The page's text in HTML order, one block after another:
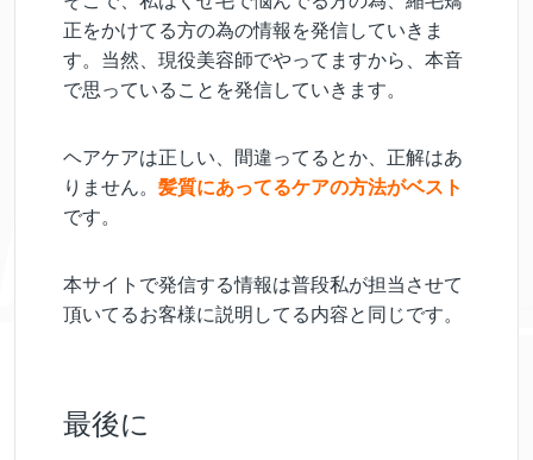
正をかけてる方の為の情報を発信していきま
す。当然、現役美容師でやってますから、本音
で思っていることを発信していきます。
ヘアケアは正しい、間違ってるとか、正解はあ
りません。 髪質にあってるケアの方法がベスト
です。
本サイトで発信する情報は普段私が担当させて
頂いてるお客様に説明してる内容と同じです。
最後に